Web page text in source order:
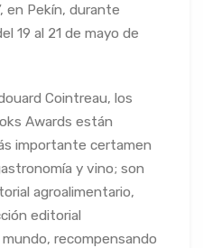
en Pekín, durante
19 al 21 de mayo de
Cointreau, los
Awards están
importante certamen
y vino; son
agroalimentario,
editorial
recompensando